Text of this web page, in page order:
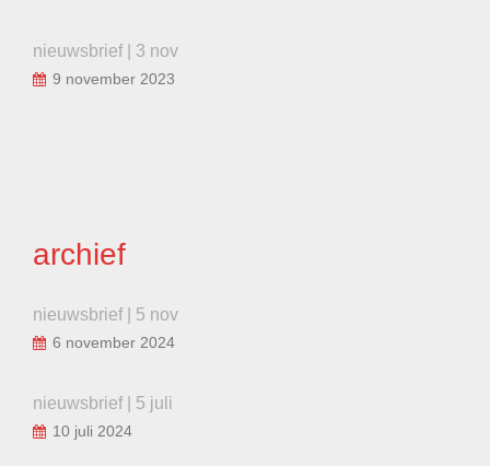
nieuwsbrief | 3 nov
9 november 2023
archief
nieuwsbrief | 5 nov
6 november 2024
nieuwsbrief | 5 juli
10 juli 2024